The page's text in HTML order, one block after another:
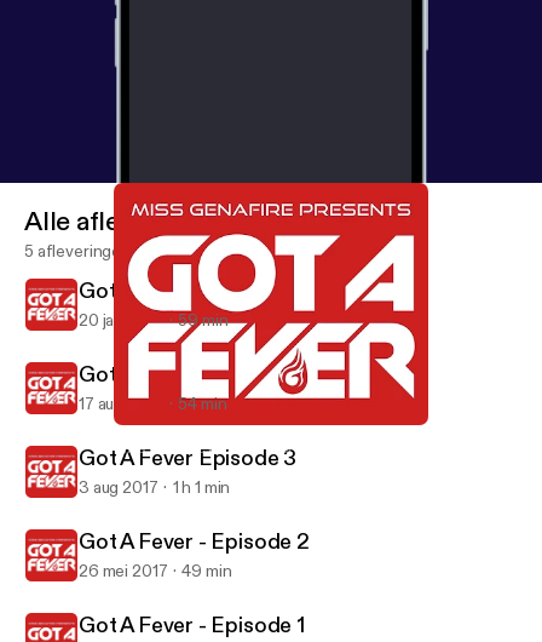
Miss Genafire presents Got A Fever
Alle afleveringen
5 afleveringen
Got A Fever - Episode 5
20 jan 2019 59 min
Got A Fever - Episode 4
17 aug 2018 54 min
Got A Fever Episode 3
3 aug 2017 1 h 1 min
Got A Fever - Episode 2
26 mei 2017 49 min
Got A Fever - Episode 1